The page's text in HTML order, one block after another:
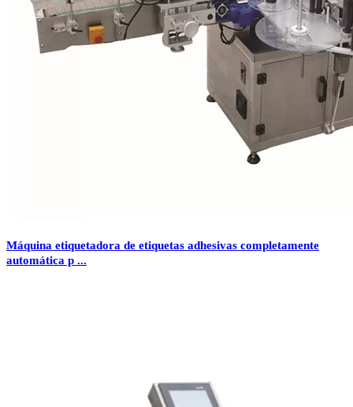
Máquina etiquetadora de etiquetas adhesivas completamente
automática p ...